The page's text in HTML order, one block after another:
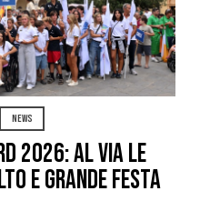
NEWS
2026: al via le
e grande festa